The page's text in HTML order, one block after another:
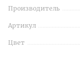
Производитель
Артикул
Цвет